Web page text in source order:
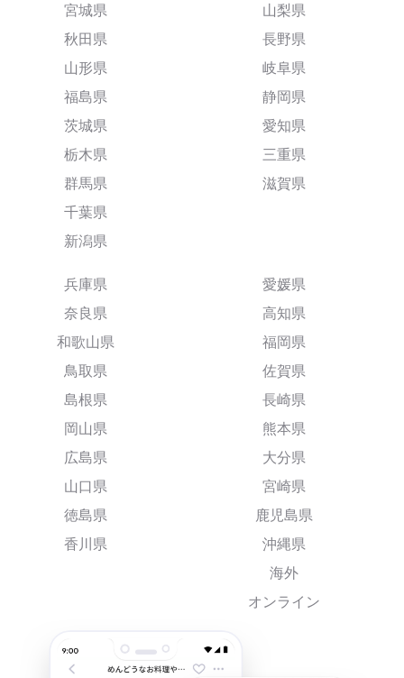
宮城県
秋田県
山形県
福島県
茨城県
栃木県
群馬県
千葉県
新潟県
山梨県
長野県
岐阜県
静岡県
愛知県
三重県
滋賀県
兵庫県
奈良県
和歌山県
鳥取県
島根県
岡山県
広島県
山口県
徳島県
香川県
愛媛県
高知県
福岡県
佐賀県
長崎県
熊本県
大分県
宮崎県
鹿児島県
沖縄県
海外
オンライン